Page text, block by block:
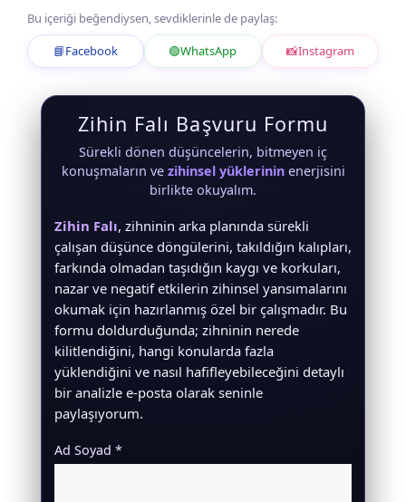
Bu içeriği beğendiysen, sevdiklerinle de paylaş:
📘Facebook 🟢WhatsApp 📸Instagram
Zihin Falı Başvuru Formu
Sürekli dönen düşüncelerin, bitmeyen iç
konuşmaların ve zihinsel yüklerininenerjisini
birlikte okuyalım.
Zihin Falı, zihninin arka planında sürekli
çalışan düşünce döngülerini, takıldığın kalıpları,
farkında olmadan taşıdığın kaygı ve korkuları,
nazar ve negatif etkilerin zihinsel yansımalarını
okumak için hazırlanmış özel bir çalışmadır. Bu
formu doldurduğunda; zihninin nerede
kilitlendiğini, hangi konularda fazla
yüklendiğini ve nasıl hafifleyebileceğini detaylı
bir analizle e-posta olarak seninle
paylaşıyorum.
Ad Soyad *